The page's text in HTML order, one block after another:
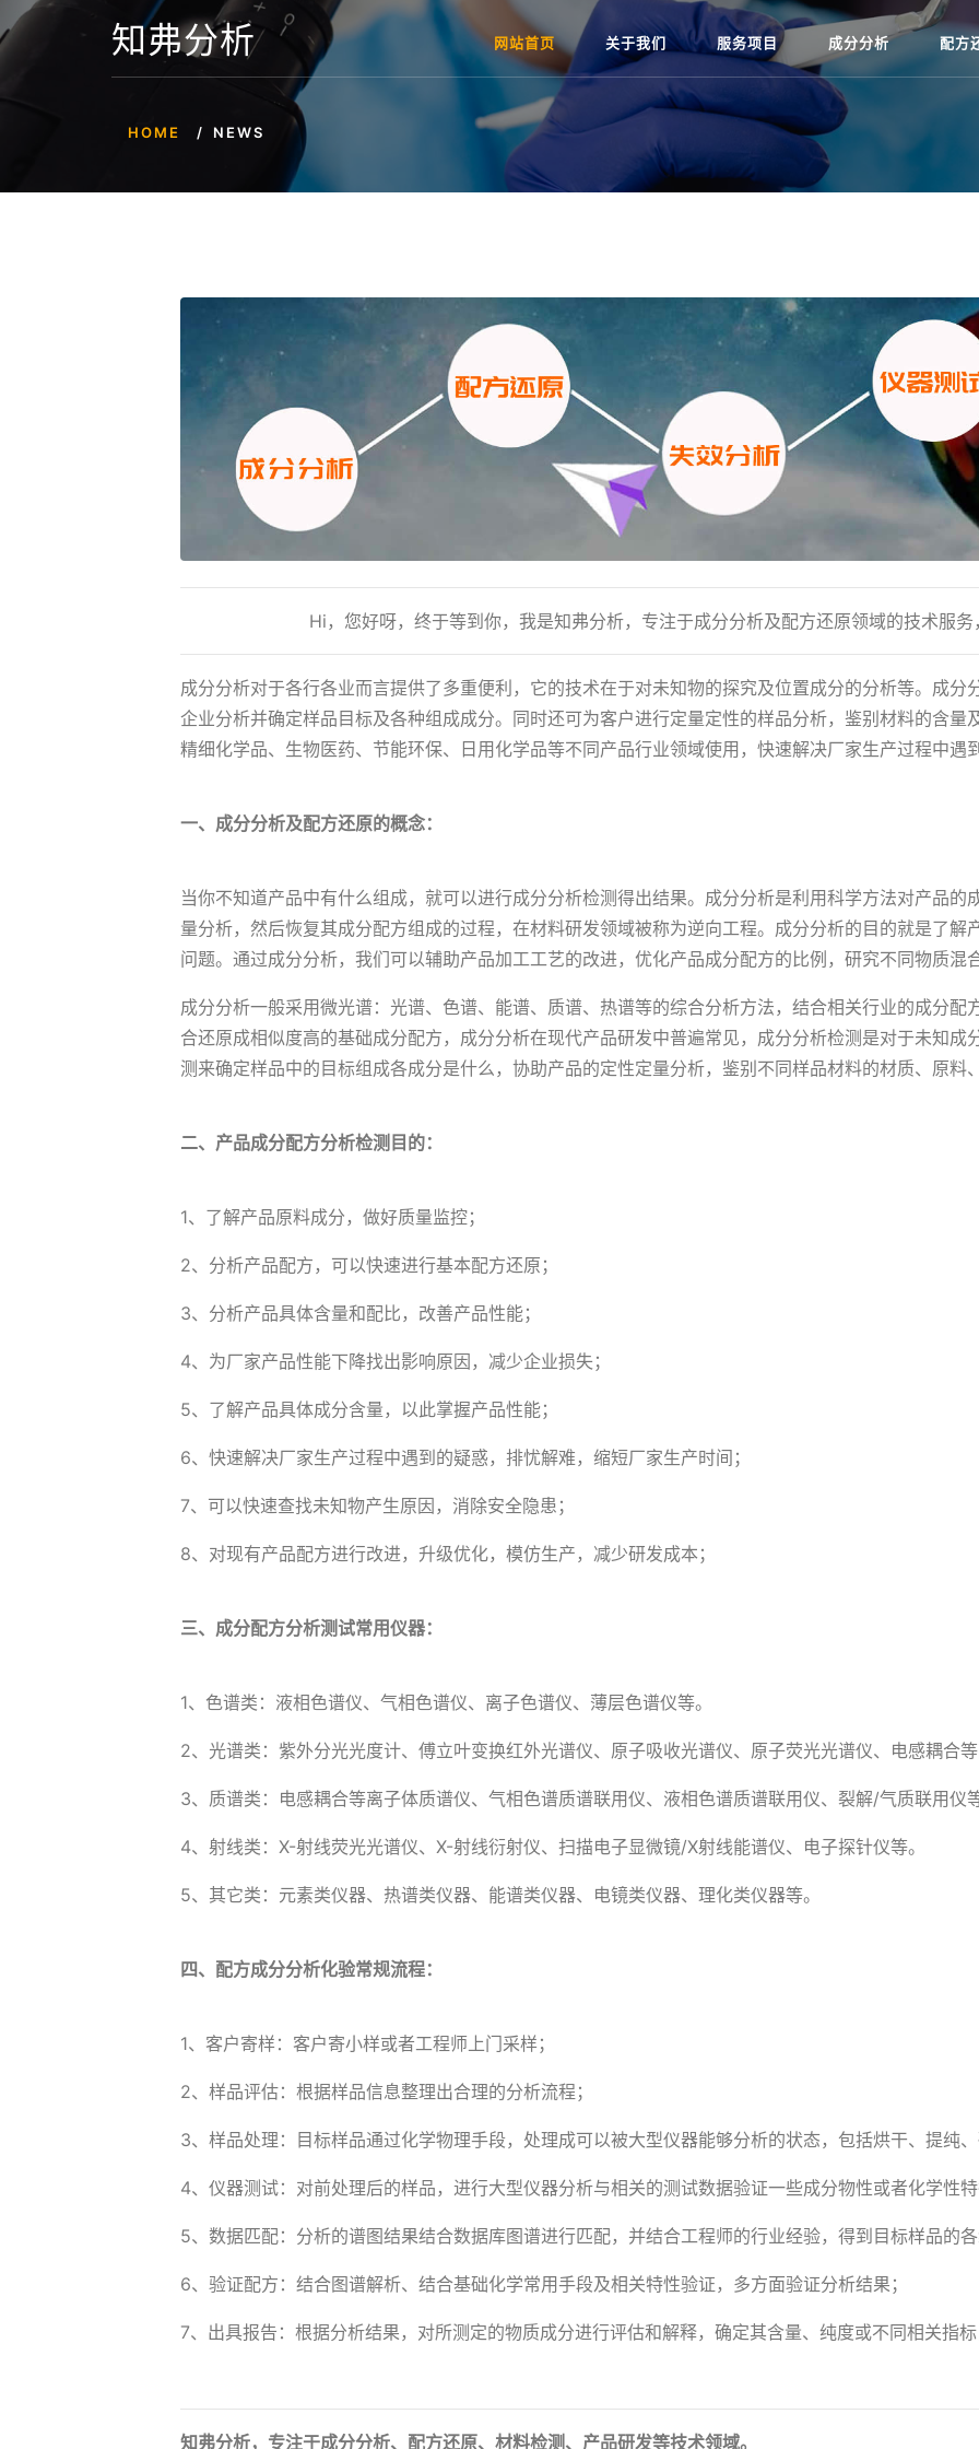
知弗分析 网站首页 关于我们 服务项目 成分分析 配方
HOME NEWS
Hi，您好呀，终于等到你，我是知弗分析，专注于成分分析及配方还原领域的技术服
成分分析对于各行各业而言提供了多重便利，它的技术在于对未知物的探究及位置成分的分析等。成分
企业分析并确定样品目标及各种组成成分。同时还可为客户进行定量定性的样品分析，鉴别材料的含量
精细化学品、生物医药、节能环保、日用化学品等不同产品行业领域使用，快速解决厂家生产过程中遇
一、成分分析及配方还原的概念：
当你不知道产品中有什么组成，就可以进行成分分析检测得出结果。成分分析是利用科学方法对产品的
量分析，然后恢复其成分配方组成的过程，在材料研发领域被称为逆向工程。成分分析的目的就是了解
问题。通过成分分析，我们可以辅助产品加工工艺的改进，优化产品成分配方的比例，研究不同物质混合
成分分析一般采用微光谱：光谱、色谱、能谱、质谱、热谱等的综合分析方法，结合相关行业的成分配
合还原成相似度高的基础成分配方，成分分析在现代产品研发中普遍常见，成分分析检测是对于未知成
测来确定样品中的目标组成各成分是什么，协助产品的定性定量分析，鉴别不同样品材料的材质、原料
二、产品成分配方分析检测目的：
1、了解产品原料成分，做好质量监控；
2、分析产品配方，可以快速进行基本配方还原；
3、分析产品具体含量和配比，改善产品性能；
4、为厂家产品性能下降找出影响原因，减少企业损失；
5、了解产品具体成分含量，以此掌握产品性能；
6、快速解决厂家生产过程中遇到的疑惑，排忧解难，缩短厂家生产时间；
7、可以快速查找未知物产生原因，消除安全隐患；
8、对现有产品配方进行改进，升级优化，模仿生产，减少研发成本；
三、成分配方分析测试常用仪器：
1、色谱类：液相色谱仪、气相色谱仪、离子色谱仪、薄层色谱仪等。
2、光谱类：紫外分光光度计、傅立叶变换红外光谱仪、原子吸收光谱仪、原子荧光光谱仪、电感耦合等
3、质谱类：电感耦合等离子体质谱仪、气相色谱质谱联用仪、液相色谱质谱联用仪、裂解/气质联用仪等
4、射线类：X-射线荧光光谱仪、X-射线衍射仪、扫描电子显微镜/X射线能谱仪、电子探针仪等。
5、其它类：元素类仪器、热谱类仪器、能谱类仪器、电镜类仪器、理化类仪器等。
四、配方成分分析化验常规流程：
1、客户寄样：客户寄小样或者工程师上门采样；
2、样品评估：根据样品信息整理出合理的分析流程；
3、样品处理：目标样品通过化学物理手段，处理成可以被大型仪器能够分析的状态，包括烘干、提纯
4、仪器测试：对前处理后的样品，进行大型仪器分析与相关的测试数据验证一些成分物性或者化学性特
5、数据匹配：分析的谱图结果结合数据库图谱进行匹配，并结合工程师的行业经验，得到目标样品的
6、验证配方：结合图谱解析、结合基础化学常用手段及相关特性验证，多方面验证分析结果；
7、出具报告：根据分析结果，对所测定的物质成分进行评估和解释，确定其含量、纯度或不同相关指标
知弗分析，专注于成分分析、配方还原、材料检测、产品研发等技术领域。